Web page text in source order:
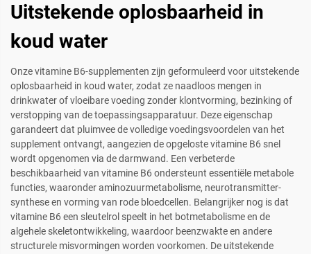
Uitstekende oplosbaarheid in
koud water
Onze vitamine B6-supplementen zijn geformuleerd voor uitstekende
oplosbaarheid in koud water, zodat ze naadloos mengen in
drinkwater of vloeibare voeding zonder klontvorming, bezinking of
verstopping van de toepassingsapparatuur. Deze eigenschap
garandeert dat pluimvee de volledige voedingsvoordelen van het
supplement ontvangt, aangezien de opgeloste vitamine B6 snel
wordt opgenomen via de darmwand. Een verbeterde
beschikbaarheid van vitamine B6 ondersteunt essentiële metabole
functies, waaronder aminozuurmetabolisme, neurotransmitter-
synthese en vorming van rode bloedcellen. Belangrijker nog is dat
vitamine B6 een sleutelrol speelt in het botmetabolisme en de
algehele skeletontwikkeling, waardoor beenzwakte en andere
structurele misvormingen worden voorkomen. De uitstekende